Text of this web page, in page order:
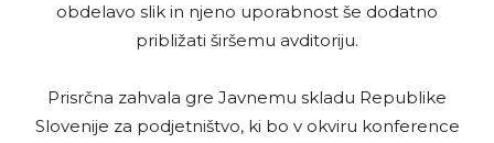
obdelavo slik in njeno uporabnost še dodatno
približati širšemu avditoriju.
Prisrčna zahvala gre Javnemu skladu Republike
Slovenije za podjetništvo, ki bo v okviru konference